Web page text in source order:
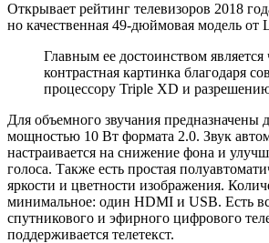
Открывает рейтинг телевизоров 2018
но качественная 49-дюймовая модель от
Главным ее достоинством является
контрастная картинка благодаря
процессору Triple XD и
Для объемного звучания предназначены
мощностью 10 Вт формата 2.0. Звук
настраивается на снижение фона и
голоса. Также есть простая
яркости и цветности изображения.
минимальное: один HDMI и USB. Есть
спутникового и эфирного цифрового
поддерживается телетекст.